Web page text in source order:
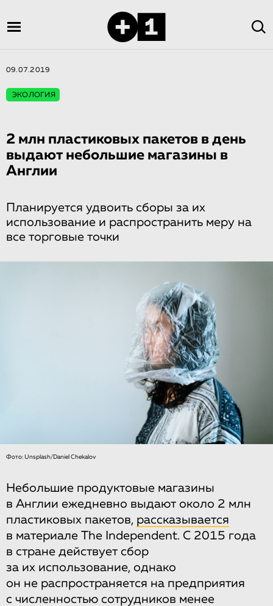
09.07.2019
ЭКОЛОГИЯ
2 млн пластиковых пакетов в день
выдают небольшие магазины в
Англии
Планируется удвоить сборы за их
использование и распространить меру на
все торговые точки
Фото: Unsplash/Daniel Chekalov
Небольшие продуктовые магазины
в Англии ежедневно выдают около 2 млн
пластиковых пакетов, рассказывается
в материале The Independent. С 2015 года
в стране действует сбор
за их использование, однако
он не распространяется на предприятия
с численностью сотрудников менее